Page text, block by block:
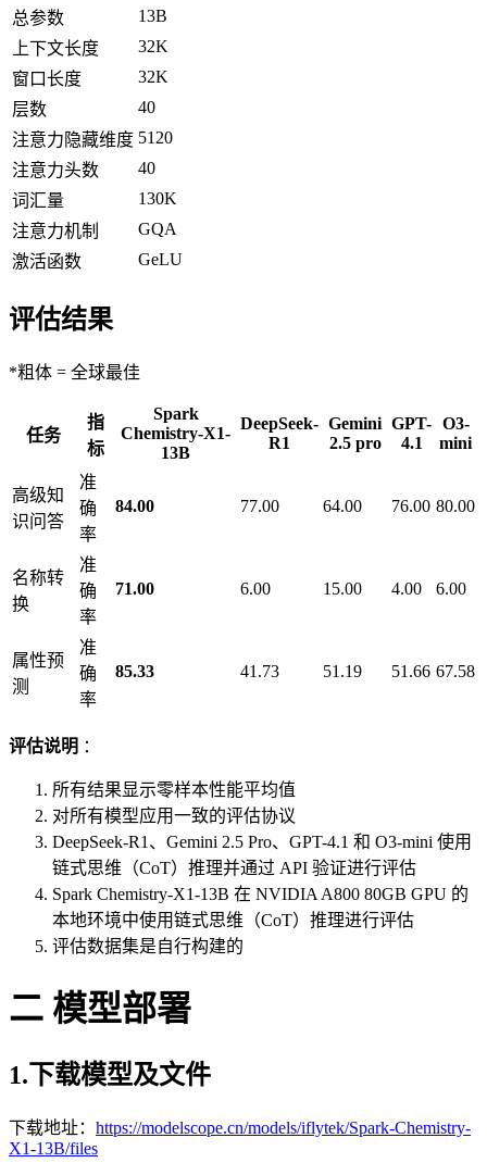
总参数
13B
上下文长度
32K
窗口长度
32K
层数
40
注意力隐藏维度 5120
注意力头数
40
词汇量
130K
注意力机制
GQA
激活函数
GeLU
评估结果
*粗体 = 全球最佳
任务
指
标
Spark
Chemistry-X1-
13B
DeepSeek-
R1
Gemini
2.5 pro
GPT-
4.1
O3-
mini
高级知
识问答
准
确
率
84.00 77.00 64.00 76.00 80.00
名称转
换
准
确
率
71.00 6.00 15.00 4.00 6.00
属性预
测
准
确
率
85.33 41.73 51.19 51.66 67.58
评估说明 ：
所有结果显示零样本性能平均值
对所有模型应用一致的评估协议
DeepSeek-R1、Gemini 2.5 Pro、GPT-4.1 和 O3-mini 使用
链式思维（CoT）推理并通过 API 验证进行评估
Spark Chemistry-X1-13B 在 NVIDIA A800 80GB GPU 的
本地环境中使用链式思维（CoT）推理进行评估
评估数据集是自行构建的
二 模型部署
1.下载模型及文件
下载地址： https://modelscope.cn/models/iflytek/Spark-Chemistry-
X1-13B/files